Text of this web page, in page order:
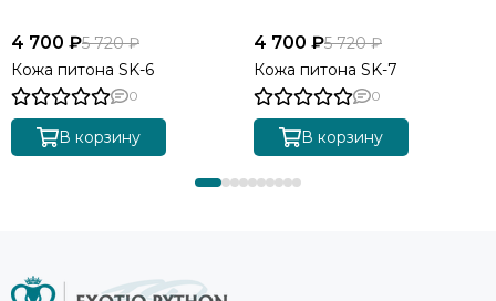
4 700 ₽5 720 ₽
Кожа питона SK-6
0
В корзину
4 700 ₽5 720 ₽
Кожа питона SK-7
0
В корзину